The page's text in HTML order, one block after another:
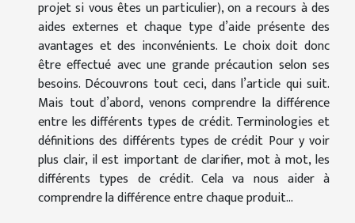
projet si vous êtes un particulier), on a recours à des
aides externes et chaque type d’aide présente des
avantages et des inconvénients. Le choix doit donc
être effectué avec une grande précaution selon ses
besoins. Découvrons tout ceci, dans l’article qui suit.
Mais tout d’abord, venons comprendre la différence
entre les différents types de crédit. Terminologies et
définitions des différents types de crédit Pour y voir
plus clair, il est important de clarifier, mot à mot, les
différents types de crédit. Cela va nous aider à
comprendre la différence entre chaque produit...